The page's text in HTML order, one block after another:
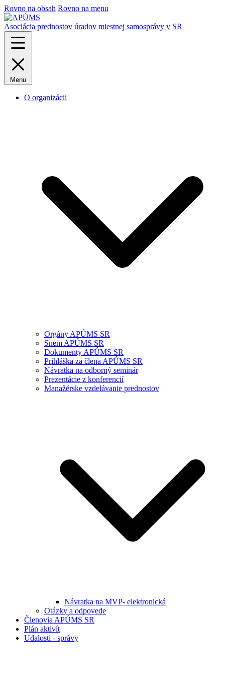
Rovno na obsah Rovno na menu
Asociácia prednostov úradov miestnej samosprávy v SR
Menu
O organizácii
Orgány APÚMS SR
Snem APÚMS SR
Dokumenty APÚMS SR
Prihláška za člena APÚMS SR
Návratka na odborný seminár
Prezentácie z konferencií
Manažérske vzdelávanie prednostov
Návratka na MVP- elektronická
Otázky a odpovede
Členovia APÚMS SR
Plán aktivít
Udalosti - správy